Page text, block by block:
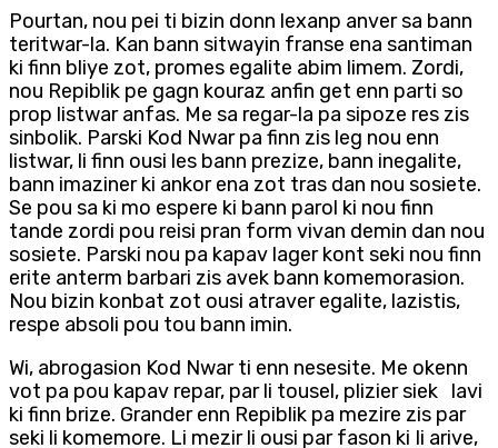
Pourtan, nou pei ti bizin donn lexanp anver sa bann
teritwar-la. Kan bann sitwayin franse ena santiman
ki finn bliye zot, promes egalite abim limem. Zordi,
nou Repiblik pe gagn kouraz anfin get enn parti so
prop listwar anfas. Me sa regar-la pa sipoze res zis
sinbolik. Parski Kod Nwar pa finn zis leg nou enn
listwar, li finn ousi les bann prezize, bann inegalite,
bann imaziner ki ankor ena zot tras dan nou sosiete.
Se pou sa ki mo espere ki bann parol ki nou finn
tande zordi pou reisi pran form vivan demin dan nou
sosiete. Parski nou pa kapav lager kont seki nou finn
erite anterm barbari zis avek bann komemorasion.
Nou bizin konbat zot ousi atraver egalite, lazistis,
respe absoli pou tou bann imin.
Wi, abrogasion Kod Nwar ti enn nesesite. Me okenn
vot pa pou kapav repar, par li tousel, plizier siek lavi
ki finn brize. Grander enn Repiblik pa mezire zis par
seki li komemore. Li mezir li ousi par fason ki Ii arive,